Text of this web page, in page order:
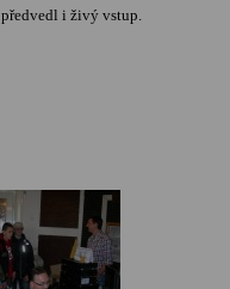
i živý vstup.